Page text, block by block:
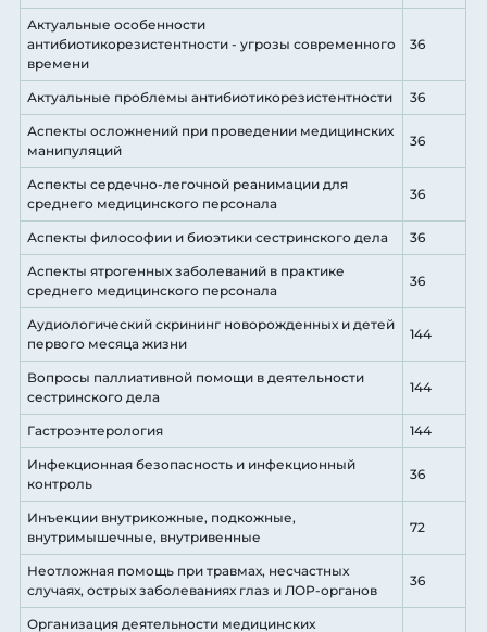
Актуальные особенности
антибиотикорезистентности - угрозы современного
времени
36
Актуальные проблемы антибиотикорезистентности 36
Аспекты осложнений при проведении медицинских
манипуляций
36
Аспекты сердечно-легочной реанимации для
среднего медицинского персонала
36
Аспекты философии и биоэтики сестринского дела 36
Аспекты ятрогенных заболеваний в практике
среднего медицинского персонала
36
Аудиологический скрининг новорожденных и детей
первого месяца жизни
144
Вопросы паллиативной помощи в деятельности
сестринского дела
144
Гастроэнтерология 144
Инфекционная безопасность и инфекционный
контроль
36
Инъекции внутрикожные, подкожные,
внутримышечные, внутривенные
72
Неотложная помощь при травмах, несчастных
случаях, острых заболеваниях глаз и ЛОР-органов
36
Организация деятельности медицинских